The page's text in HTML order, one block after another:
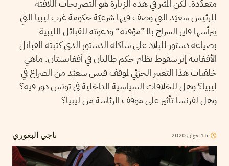
متعدّدة. لكن المثير في هذه الزيارة هو التصريحات اللافتة
للرئيس سعيّد التي وصف فيها شرعيّة حكومة غرب ليبيا التي
يترأسها فايز السراج بالـ”مؤقته“ ودعوته للقبائل الليبية
بصياغة دستور للبلاد على شاكلة الدستور الذي كتبته القبائل
الأفغانية إثر سقوط نظام حكم طالبان في أفغانستان. ماهي
خلفيات هذا التغيير الجزئي لموقف قيس سعيّد من الصراع في
ليبيا؟ وهل للخلافات السياسية الداخلية في تونس دور فيه؟
وهل لفرنسا تأثير على موقف الرئاسة من ليبيا؟
ناجي البغوري 15 جوان2020